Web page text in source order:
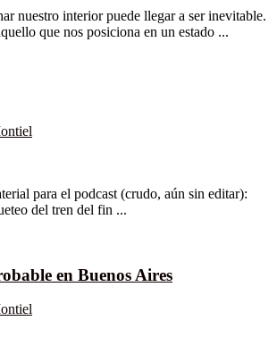
nuestro interior puede llegar a ser inevitable.
que nos posiciona en un estado ...
para el podcast (crudo, aún sin editar):
del tren del fin ...
en Buenos Aires